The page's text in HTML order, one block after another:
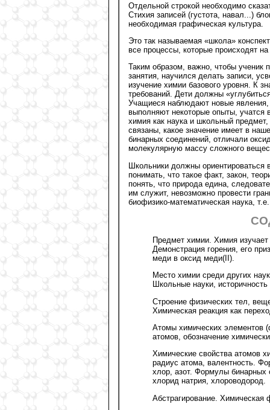
Отдельной строкой необходимо
Стихия записей (густота, навал...)
необходимая графическая культура.
Это так называемая «школа»
все процессы, которые происходят
Таким образом, важно, чтобы ученик
занятия, научился делать записи,
изучение химии базового уровня. К
требований. Дети должны
Учащиеся наблюдают новые
выполняют некоторые опыты, учатся
химия как наука и школьный
связаны, какое значение имеет в
бинарных соединений, отличали
молекулярную массу сложного
Школьники должны ориентироваться
понимать, что такое факт, закон,
понять, что природа едина,
им служит, невозможно провести
биофизико-математическая наука,
Предмет химии. Химия
Демонстрация горения, его
меди в оксид меди(II).
Место химии среди других
Школьные науки, историчность
Строение физических тел,
Химическая реакция как
Атомы химических элементов
атомов, обозначение
Химические свойства атомов
радиус атома, валентность.
хлор, азот. Формулы бинарных
хлорид натрия, хлороводород.
Абстрагирование. Химическая